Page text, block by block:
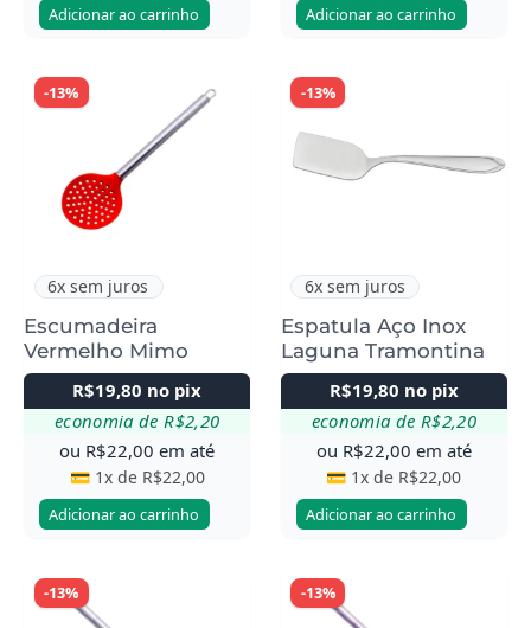
Adicionar ao carrinho Adicionar ao carrinho
-13%
6x sem juros
Escumadeira
Vermelho Mimo
R$19,80 no pix
economia de R$2,20
ou R$22,00 em até
💳 1x de R$22,00
Adicionar ao carrinho
-13%
6x sem juros
Espatula Aço Inox
Laguna Tramontina
R$19,80 no pix
economia de R$2,20
ou R$22,00 em até
💳 1x de R$22,00
Adicionar ao carrinho
-13% -13%